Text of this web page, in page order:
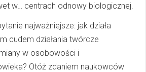
w… centrach odnowy biologicznej.
najważniejsze: jak działa
cudem działania twórcze
w osobowości i
Otóż zdaniem naukowców